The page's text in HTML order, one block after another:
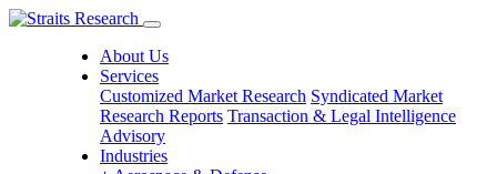
About Us
Services
Customized Market Research Syndicated Market
Research Reports Transaction & Legal Intelligence
Advisory
Industries